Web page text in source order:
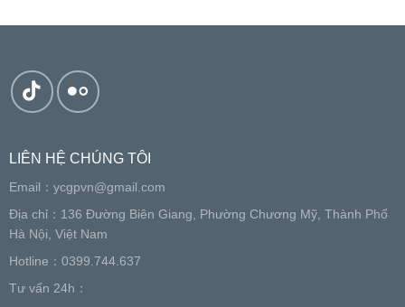
LIÊN HỆ CHÚNG TÔI
Email： ycgpvn@gmail.com
Địa chỉ：136 Đường Biên Giang, Phường Chương Mỹ, Thành Phố
Hà Nội, Việt Nam
Hotline：0399.744.637
Tư vấn 24h：